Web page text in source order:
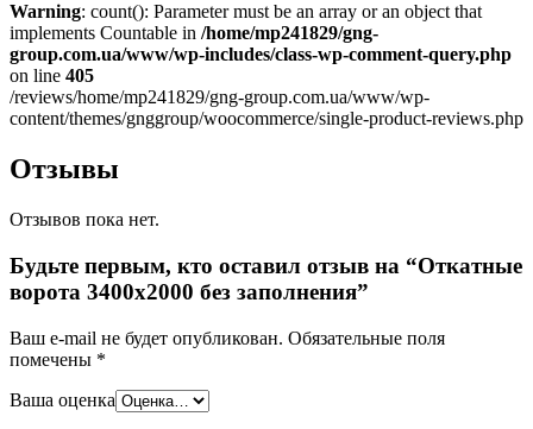
Warning: count(): Parameter must be an array or an object that
implements Countable in /home/mp241829/gng-
group.com.ua/www/wp-includes/class-wp-comment-query.php
on line 405
/reviews/home/mp241829/gng-group.com.ua/www/wp-
content/themes/gnggroup/woocommerce/single-product-reviews.php
Отзывы
Отзывов пока нет.
Будьте первым, кто оставил отзыв на “Откатные
ворота 3400х2000 без заполнения”
Ваш e-mail не будет опубликован. Обязательные поля
помечены *
Ваша оценка